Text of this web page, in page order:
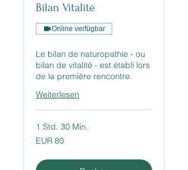
Bilan Vitalité
Online verfügbar
Le bilan de naturopathie - ou
bilan de vitalité - est établi lors
de la première rencontre.
Weiterlesen
1 Std. 30 Min.
80
Euro
EUR 80